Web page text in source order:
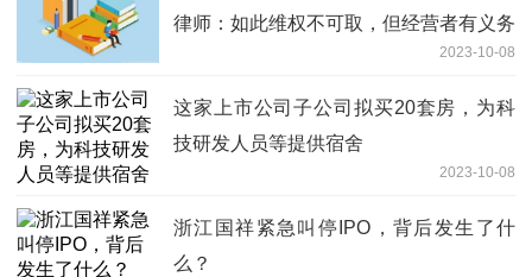
律师：如此维权不可取，但经营者有义务
2023-10-08
这家上市公司子公司拟买20套房，为科
技研发人员等提供宿舍
2023-10-08
浙江国祥紧急叫停IPO，背后发生了什
么？